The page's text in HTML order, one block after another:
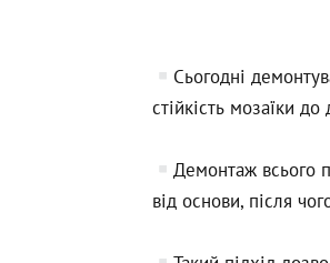
Сьогодні
стійкість мозаїки
Демонтаж всього
від основи, після